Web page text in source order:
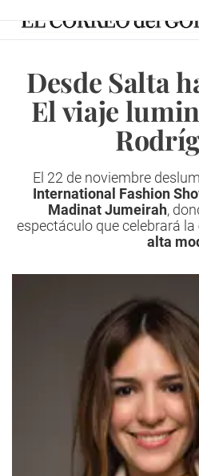
Desde Salta
El viaje
El 22 de noviembre
International Fashion
Madinat Jumeirah,
espectáculo que celebrará la
alta